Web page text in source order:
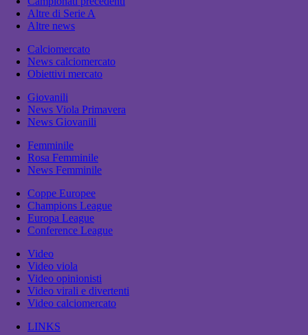
Altre di Serie A
Altre news
Calciomercato
News calciomercato
Obiettivi mercato
Giovanili
News Viola Primavera
News Giovanili
Femminile
Rosa Femminile
News Femminile
Coppe Europee
Champions League
Europa League
Conference League
Video
Video viola
Video opinionisti
Video virali e divertenti
Video calciomercato
LINKS